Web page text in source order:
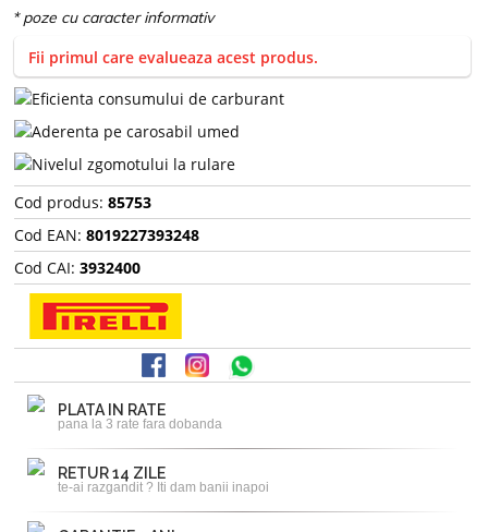
Fii primul care evalueaza acest produs.
Cod produs: 85753
Cod EAN: 8019227393248
Cod CAI: 3932400
PLATA IN RATE
pana la 3 rate fara dobanda
RETUR 14 ZILE
te-ai razgandit ? Iti dam banii inapoi